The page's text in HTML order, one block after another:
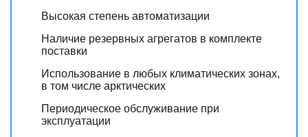
Высокая степень автоматизации
Наличие резервных агрегатов в комплекте
поставки
Использование в любых климатических зонах,
в том числе арктических
Периодическое обслуживание при
эксплуатации